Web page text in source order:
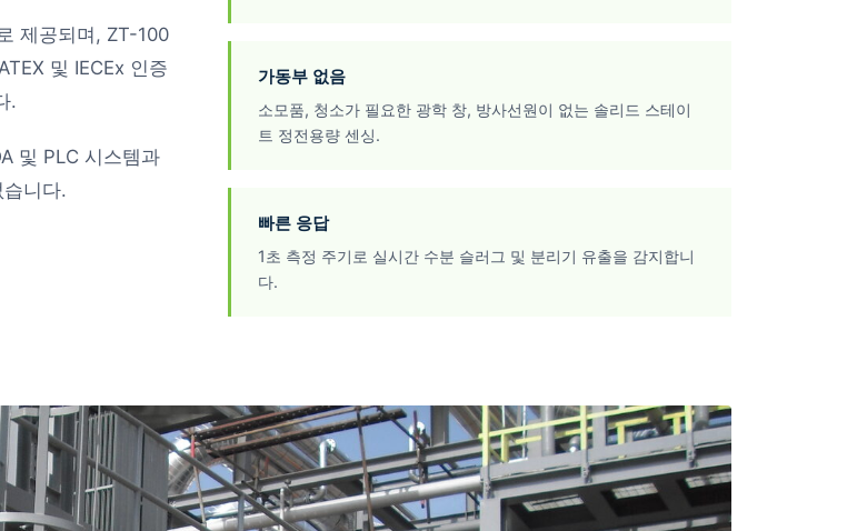
제공되며, ZT-100
및 IECEx 인증
.
및 PLC 시스템과
니다.
가동부 없음
소모품, 청소가 필요한 광학 창, 방사선원이 없는 솔리드 스테이
트 정전용량 센싱.
빠른 응답
1초 측정 주기로 실시간 수분 슬러그 및 분리기 유출을 감지합니
다.